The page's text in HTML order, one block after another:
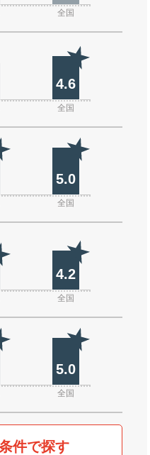
全国
4.6
全国
5.0
全国
4.2
全国
5.0
全国
件で探す